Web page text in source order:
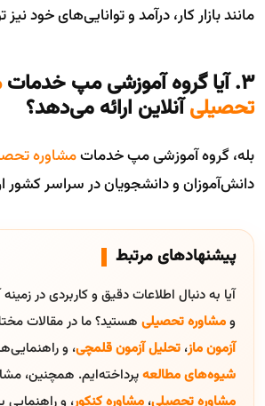
مانند بازار کار، درآمد و توانایی‌های خود
۳. آیا گروه آموزشی مپ خدمات
تحصیلیآنلاین ارائه می‌دهد؟
بله، گروه آموزشی مپ خدماتمشاوره
دانش‌آموزان و دانشجویان در سراسر کشور
پیشنهادهای مرتبط
آیا به دنبال اطلاعات دقیق و کاربردی در
ومشاوره تحصیلی هستید؟ ما در مقالات
آزمون ماز، تحلیل آزمون قلمچی، و
شیوه‌های مطالعهپرداخته‌ایم. همچنین،